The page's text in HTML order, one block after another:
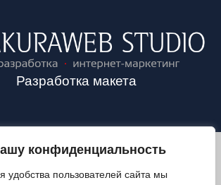
конфиденциальность
удобства пользователей сайта мы
Разработка макета
- НОВОСТИ ВОЛОЖИНСКОГО РАЙОНА